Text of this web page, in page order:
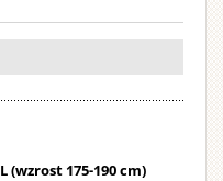
i
wielkim
prać
L (wzrost 175-190 cm)